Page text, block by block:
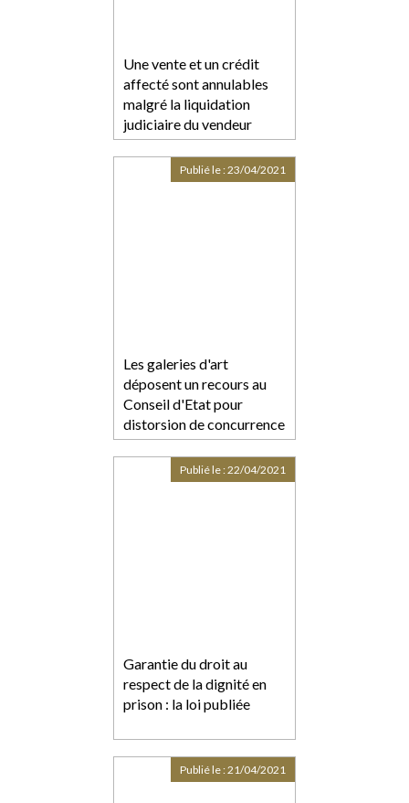
Une vente et un crédit
affecté sont annulables
malgré la liquidation
judiciaire du vendeur
Les galeries d'art
déposent un recours au
Conseil d'Etat pour
distorsion de concurrence
Publié le :23/04/2021
Garantie du droit au
respect de la dignité en
prison : la loi publiée
Publié le :22/04/2021
Publié le :21/04/2021